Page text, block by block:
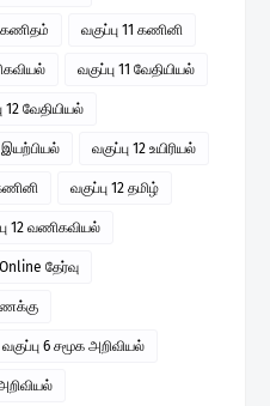
கணிதம் வகுப்பு 11 கணினி
வகுப்பு 11 வேதியியல்
12 வேதியியல்
இயற்பியல் வகுப்பு 12 உயிரியல்
வகுப்பு 12 தமிழ்
12 வணிகவியல்
Online தேர்வு
வகுப்பு 6 சமூக அறிவியல்